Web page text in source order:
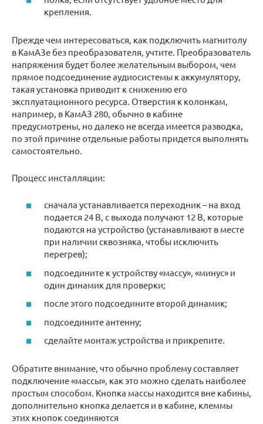
крепления.
Прежде чем интересоваться, как подключить магнитолу
в КамАЗе без преобразователя, учтите. Преобразователь
напряжения будет более желательным выбором, чем
прямое подсоединение аудиосистемы к аккумулятору,
такая установка приводит к снижению его
эксплуатационного ресурса. Отверстия к колонкам,
например, в КамАЗ 280, обычно в кабине
предусмотрены, но далеко не всегда имеется разводка,
по этой причине отдельные работы придется выполнять
самостоятельно.
Процесс инсталляции:
сначала устанавливается переходник – на вход
подается 24 В, с выхода получают 12 В, которые
подаются на устройство (устанавливают в месте
при наличии сквозняка, чтобы исключить
перегрев);
подсоедините к устройству «массу», «минус» и
один динамик для проверки;
после этого подсоедините второй динамик;
подсоедините антенну;
сделайте монтаж устройства и прикрепите.
Обратите внимание, что обычно проблему составляет
подключение «массы», как это можно сделать наиболее
простым способом. Кнопка массы находится вне кабины,
дополнительно кнопка делается и в кабине, клеммы
этих кнопок соединяются